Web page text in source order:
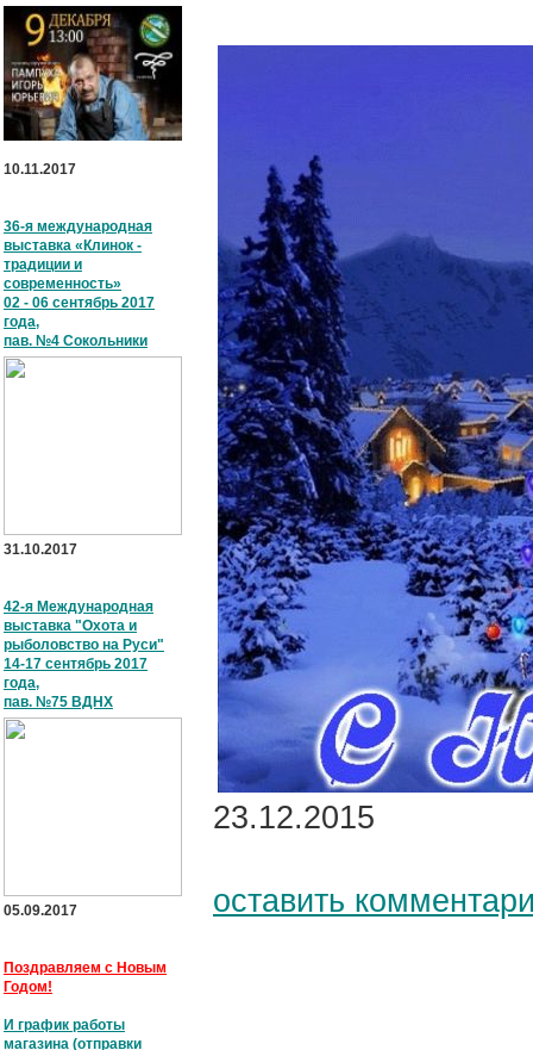
10.11.2017
36-я международная
выставка «Клинок -
традиции и
современность»
02 - 06 сентябрь 2017
года,
пав. №4 Сокольники
31.10.2017
42-я Международная
выставка "Охота и
рыболовство на Руси"
14-17 сентябрь 2017
года,
пав. №75 ВДНХ
05.09.2017
Поздравляем с Новым
Годом!
И график работы
магазина (отправки
23.12.2015
оставить